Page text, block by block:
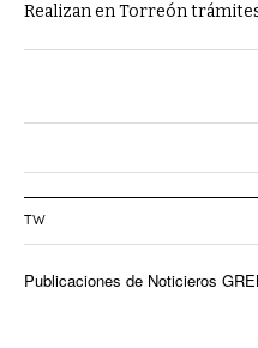
Realizan en Torreón
TW
Publicaciones de Noticieros